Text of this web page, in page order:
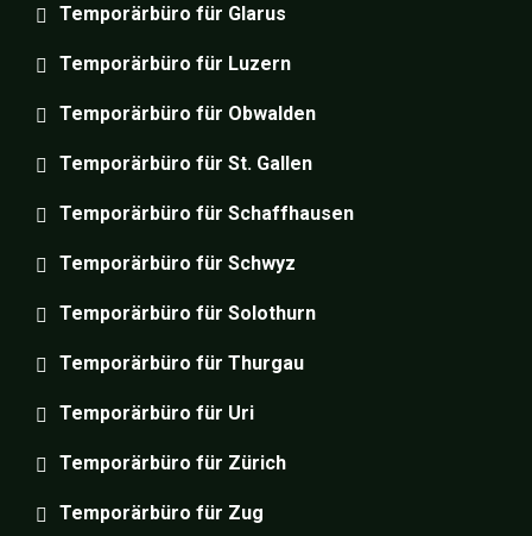
Temporärbüro für Glarus
Temporärbüro für Luzern
Temporärbüro für Obwalden
Temporärbüro für St. Gallen
Temporärbüro für Schaffhausen
Temporärbüro für Schwyz
Temporärbüro für Solothurn
Temporärbüro für Thurgau
Temporärbüro für Uri
Temporärbüro für Zürich
Temporärbüro für Zug